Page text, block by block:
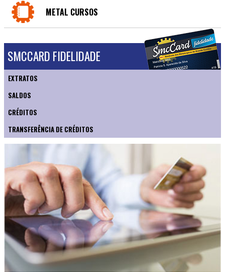
METAL CURSOS
SMCCARD FIDELIDADE
EXTRATOS
SALDOS
CRÉDITOS
TRANSFERÊNCIA DE CRÉDITOS